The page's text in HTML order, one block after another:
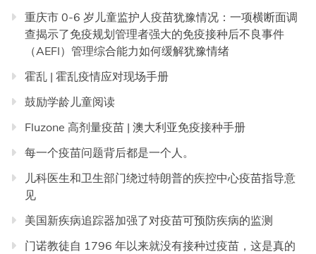
重庆市 0-6 岁儿童监护人疫苗犹豫情况：一项横断面调
查揭示了免疫规划管理者强大的免疫接种后不良事件
（AEFI）管理综合能力如何缓解犹豫情绪
霍乱 | 霍乱疫情应对现场手册
鼓励学龄儿童阅读
Fluzone 高剂量疫苗 | 澳大利亚免疫接种手册
每一个疫苗问题背后都是一个人。
儿科医生和卫生部门绕过特朗普的疾控中心疫苗指导意
见
美国新疾病追踪器加强了对疫苗可预防疾病的监测
门诺教徒自 1796 年以来就没有接种过疫苗，这是真的